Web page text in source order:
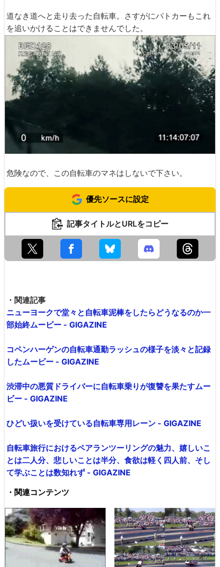
道なき道へと走り去った自転車。さすがにパトカーもこれ
を追いかけることはできませんでした。
危険なので、この自転車のマネはしないで下さい。
優先ソースに設定
記事タイトルとURLをコピー
・関連記事
ニューヨークで堂々と自転車泥棒をしたらどうなるのか一
部始終ムービー - GIGAZINE
コペンハーゲンの自転車通勤ラッシュの様子を淡々と記録
したムービー - GIGAZINE
渋滞中の悪質ドライバーに自転車乗りが復讐を果たすムー
ビー - GIGAZINE
ひどい扱いを受けている自転車専用レーン - GIGAZINE
自転車旅行におけるペアランツーリングの魅力、嬉しいこ
とは二人分、悲しいことは半分、食欲は軽く四人前、そし
て学ぶことは数知れず - GIGAZINE
・関連コンテンツ